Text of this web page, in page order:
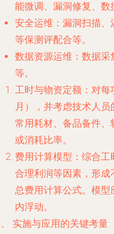
能微调、漏洞修复、数
安全运维 ：漏洞扫描
等保测评配合等。
数据资源运维 ：数据
等。
工时与物资定额：对
月），并考虑技术人
常用耗材、备品备件
或消耗比率。
费用计算模型：综合
合理利润等因素，形
总费用计算公式。模
内浮动。
实施与应用的关键考量